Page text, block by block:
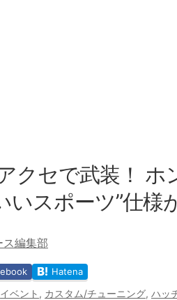
クセで武装！ ホ
いスポーツ”仕様
ス編集部
Hatena
イベント , カスタム/チューニング, ハッ